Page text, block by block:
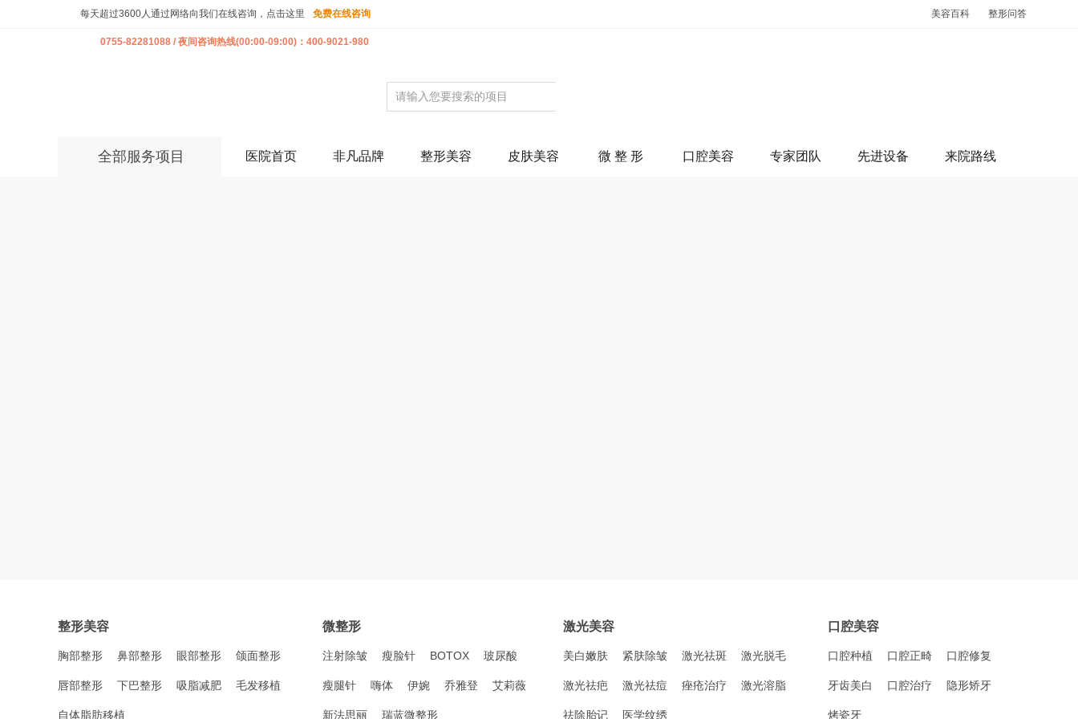
每天超过3600人通过网络向我们在线咨询，点击这里 免费在线咨询
0755-82281088 / 夜间咨询热线(00:00-09:00)：400-9021-980
美容百科 整形问答
全部服务项目 医院首页 非凡品牌 整形美容 皮肤美容 微 整 形 口腔美容 专家团队 先进设备 来院路线
整形美容
胸部整形 鼻部整形 眼部整形 颌面整形
唇部整形 下巴整形 吸脂减肥 毛发移植
自体脂肪移植
微整形
注射除皱 瘦脸针 BOTOX 玻尿酸
瘦腿针 嗨体 伊婉 乔雅登 艾莉薇
新法思丽 瑞蓝微整形
激光美容
美白嫩肤 紧肤除皱 激光祛斑 激光脱毛
激光祛疤 激光祛痘 痤疮治疗 激光溶脂
祛除胎记 医学纹绣
口腔美容
口腔种植 口腔正畸 口腔修复
牙齿美白 口腔治疗 隐形矫牙
烤瓷牙